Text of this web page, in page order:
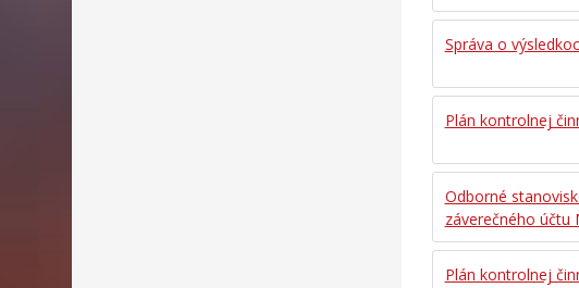
Správa o
Plán kontrolnej
Odborné
záverečného účtu
Plán kontrolnej